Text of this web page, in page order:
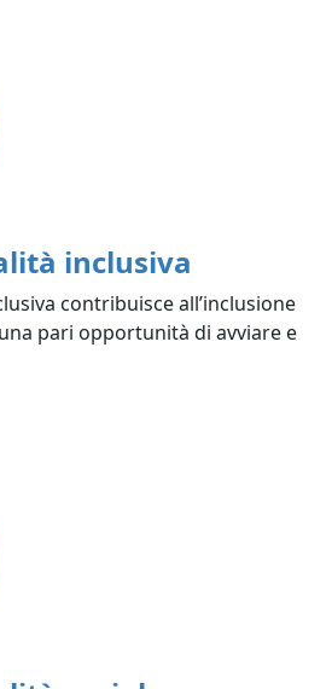
inclusiva
contribuisce all’inclusione
pari opportunità di avviare e